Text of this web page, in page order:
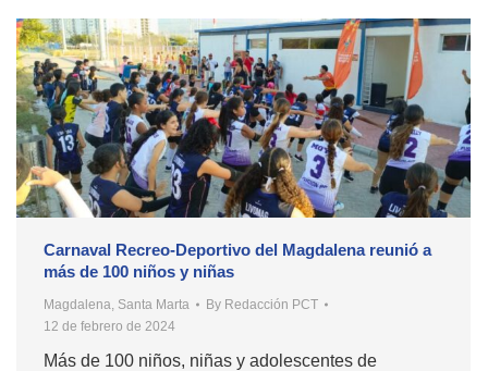
Carnaval Recreo-Deportivo del Magdalena reunió a
más de 100 niños y niñas
Magdalena, Santa Marta By Redacción PCT
12 de febrero de 2024
Más de 100 niños, niñas y adolescentes de